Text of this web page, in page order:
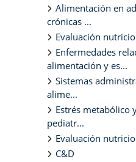
Alimentación en
crónicas ...
Evaluación
Enfermedades
alimentación y es...
Sistemas
alime...
Estrés metabólico
pediatr...
Evaluación
C&D